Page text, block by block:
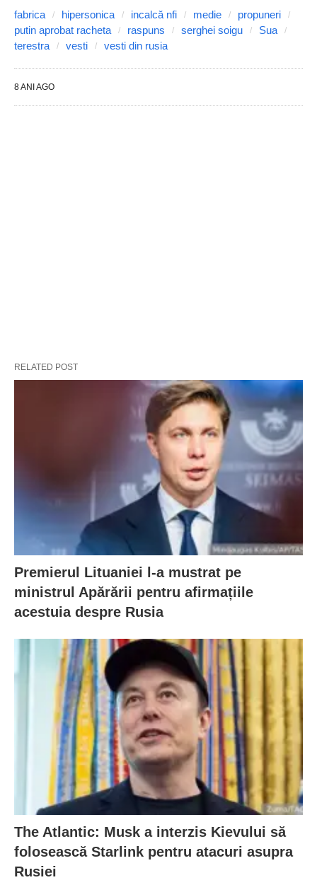
fabrica hipersonica incalcă nfi medie
propuneri
putin aprobat racheta
raspuns serghei soigu
Sua
terestra
vesti vesti din rusia
8 ANI AGO
RELATED POST
Premierul Lituaniei l-a mustrat pe
ministrul Apărării pentru afirmațiile
acestuia despre Rusia
The Atlantic: Musk a interzis Kievului să
folosească Starlink pentru atacuri asupra
Rusiei